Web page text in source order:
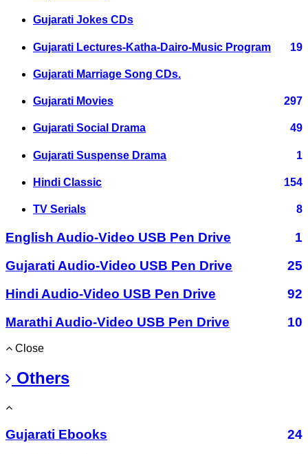
Gujarati Jokes CDs
Gujarati Lectures-Katha-Dairo-Music Program 19
Gujarati Marriage Song CDs.
Gujarati Movies 297
Gujarati Social Drama 49
Gujarati Suspense Drama 1
Hindi Classic 154
TV Serials 8
English Audio-Video USB Pen Drive
1
Gujarati Audio-Video USB Pen Drive
25
Hindi Audio-Video USB Pen Drive
92
Marathi Audio-Video USB Pen Drive
10
Close
Others
Gujarati Ebooks
24